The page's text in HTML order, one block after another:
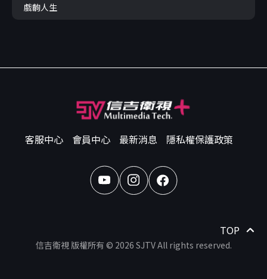
戲齣人生
客服中心 會員中心 最新消息 隱私權保護政策
TOP
信吉衛視 版權所有 © 2026 SJTV All rights reserved.